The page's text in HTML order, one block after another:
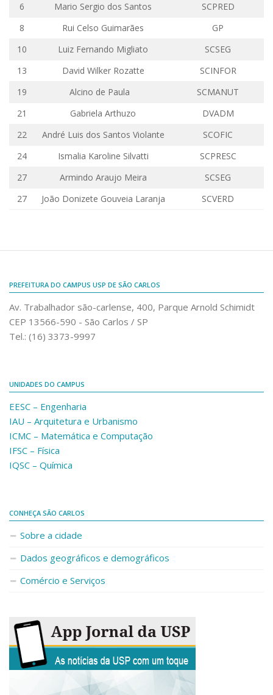
Creche e Pré-Escola
Comunicação e Informática
Programas e Ações
Qualidade e Produtividade
Campus Universitário
Ensino e Pesquisa
Sobre o Campus
Notícias e Eventos
Informações para ingressantes
Fale Conosco
Telefones e E-mails
Enviar Mensagem
Urgências
6
Mario Sergio dos Santos
SCPRED
8
Rui Celso Guimarães
GP
10
Luiz Fernando Migliato
SCSEG
13
David Wilker Rozatte
SCINFOR
19
Alcino de Paula
SCMANUT
21
Gabriela Arthuzo
DVADM
22
André Luis dos Santos Violante
SCOFIC
24
Ismalia Karoline Silvatti
SCPRESC
27
Armindo Araujo Meira
SCSEG
27
João Donizete Gouveia Laranja SCVERD
PREFEITURA DO CAMPUS USP DE SÃO CARLOS
Av. Trabalhador são-carlense, 400, Parque Arnold Schimidt
CEP 13566-590 - São Carlos / SP
Tel.: (16) 3373-9997
UNIDADES DO CAMPUS
EESC – Engenharia
IAU – Arquitetura e Urbanismo
ICMC – Matemática e Computação
IFSC – Física
IQSC – Química
CONHEÇA SÃO CARLOS
Sobre a cidade
Dados geográficos e demográficos
Comércio e Serviços